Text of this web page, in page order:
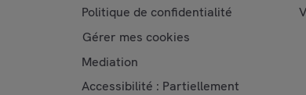
Politique de confidentialité
Gérer mes cookies
Mediation
Accessibilité : Partiellement